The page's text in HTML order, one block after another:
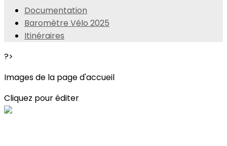
Documentation
Baromètre Vélo 2025
Itinéraires
?>
Images de la page d'accueil
Cliquez pour éditer